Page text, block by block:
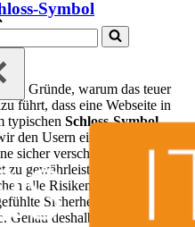
Symbol
Gründe, warum das teuer
führt, dass eine Webseite in
typischen Schloss-Symbol
den Usern eingeschärft, genau
sicher verschlüsselte
gewährleisten. Die
alle Risiken einzudämmen,
Sicherheit durch das
Genau deshalb ist Mixed